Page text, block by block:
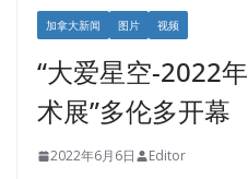
加拿大新闻 图片 视频
“大爱星空-2022
术展”多伦多开幕
2022年6月6日 Editor